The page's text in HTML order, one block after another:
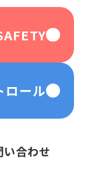
ロール
い合わせ